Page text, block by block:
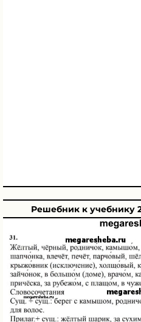
Решебник к учебнику